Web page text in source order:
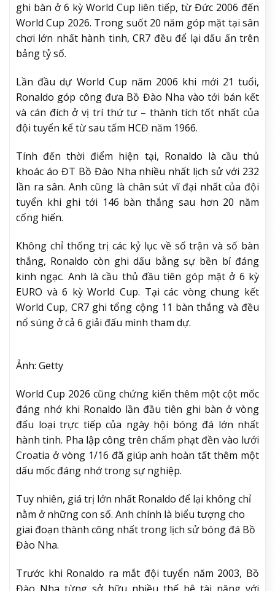
ghi bàn ở 6 kỳ World Cup liên tiếp, từ Đức 2006 đến
World Cup 2026. Trong suốt 20 năm góp mặt tại sân
chơi lớn nhất hành tinh, CR7 đều để lại dấu ấn trên
bảng tỷ số.
Lần đầu dự World Cup năm 2006 khi mới 21 tuổi,
Ronaldo góp công đưa Bồ Đào Nha vào tới bán kết
và cán đích ở vị trí thứ tư – thành tích tốt nhất của
đội tuyển kể từ sau tấm HCĐ năm 1966.
Tính đến thời điểm hiện tại, Ronaldo là cầu thủ
khoác áo ĐT Bồ Đào Nha nhiều nhất lịch sử với 232
lần ra sân. Anh cũng là chân sút vĩ đại nhất của đội
tuyển khi ghi tới 146 bàn thắng sau hơn 20 năm
cống hiến.
Không chỉ thống trị các kỷ lục về số trận và số bàn
thắng, Ronaldo còn ghi dấu bằng sự bền bỉ đáng
kinh ngạc. Anh là cầu thủ đầu tiên góp mặt ở 6 kỳ
EURO và 6 kỳ World Cup. Tại các vòng chung kết
World Cup, CR7 ghi tổng cộng 11 bàn thắng và đều
nổ súng ở cả 6 giải đấu mình tham dự.
Ảnh: Getty
World Cup 2026 cũng chứng kiến thêm một cột mốc
đáng nhớ khi Ronaldo lần đầu tiên ghi bàn ở vòng
đấu loại trực tiếp của ngày hội bóng đá lớn nhất
hành tinh. Pha lập công trên chấm phạt đền vào lưới
Croatia ở vòng 1/16 đã giúp anh hoàn tất thêm một
dấu mốc đáng nhớ trong sự nghiệp.
Tuy nhiên, giá trị lớn nhất Ronaldo để lại không chỉ
nằm ở những con số. Anh chính là biểu tượng cho
giai đoạn thành công nhất trong lịch sử bóng đá Bồ
Đào Nha.
Trước khi Ronaldo ra mắt đội tuyển năm 2003, Bồ